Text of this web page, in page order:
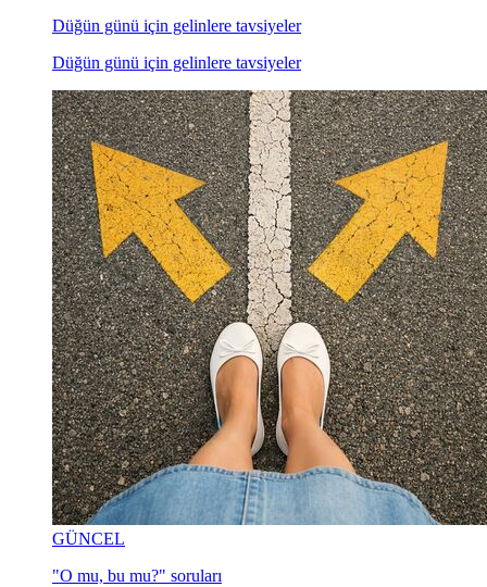
Düğün günü için gelinlere tavsiyeler
Düğün günü için gelinlere tavsiyeler
GÜNCEL
"O mu, bu mu?" soruları